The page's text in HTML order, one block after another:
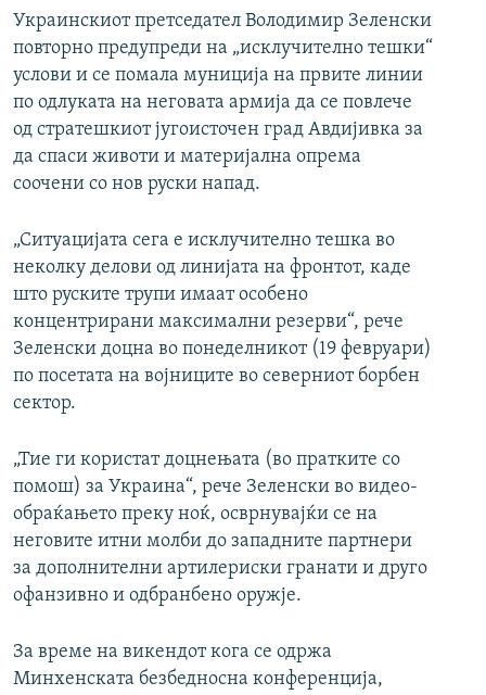
Украинскиот претседател Володимир Зеленски
повторно предупреди на „исклучително тешки“
услови и се помала муниција на првите линии
по одлуката на неговата армија да се повлече
од стратешкиот југоисточен град Авдијивка за
да спаси животи и материјална опрема
соочени со нов руски напад.
„Ситуацијата сега е исклучително тешка во
неколку делови од линијата на фронтот, каде
што руските трупи имаат особено
концентрирани максимални резерви“, рече
Зеленски доцна во понеделникот (19 февруари)
по посетата на војниците во северниот борбен
сектор.
„Тие ги користат доцнењата (во пратките со
помош) за Украина“, рече Зеленски во видео-
обраќањето преку ноќ, осврнувајќи се на
неговите итни молби до западните партнери
за дополнителни артилериски гранати и друго
офанзивно и одбранбено оружје.
За време на викендот кога се одржа
Минхенската безбедносна конференција,